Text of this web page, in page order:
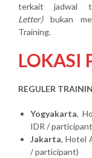
terkait jadwal
Letter)bukan
Training.
LOKASI
REGULER
Yogyakarta,
IDR /
Jakarta, Hotel
/ participant)